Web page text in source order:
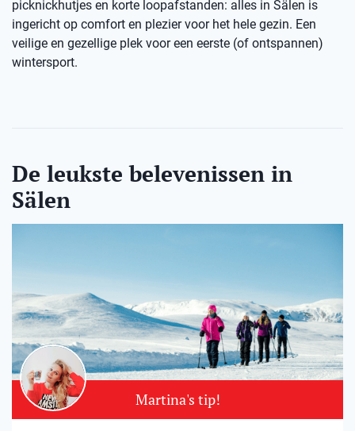
picknickhutjes en korte loopafstanden: alles in Sälen is
ingericht op comfort en plezier voor het hele gezin. Een
veilige en gezellige plek voor een eerste (of ontspannen)
wintersport.
De leukste belevenissen in
Sälen
Martina's tip!